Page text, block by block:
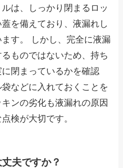
は、しっかり閉まるロッ
を備えており、液漏れし
す。 しかし、完全に液漏
ものではないため、持ち
閉まっているかを確認
などに入れておくことを
ンの劣化も液漏れの原因
検が大切です。
夫ですか？